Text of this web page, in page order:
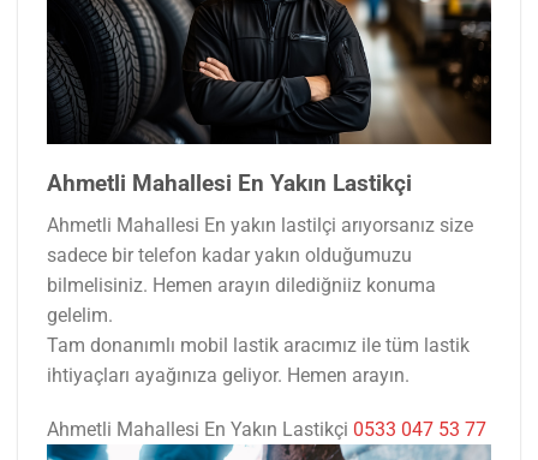
Ahmetli Mahallesi En Yakın Lastikçi
Ahmetli Mahallesi En yakın lastilçi arıyorsanız size
sadece bir telefon kadar yakın olduğumuzu
bilmelisiniz. Hemen arayın dilediğniiz konuma
gelelim.
Tam donanımlı mobil lastik aracımız ile tüm lastik
ihtiyaçları ayağınıza geliyor. Hemen arayın.
Ahmetli Mahallesi En Yakın Lastikçi 0533 047 53 77